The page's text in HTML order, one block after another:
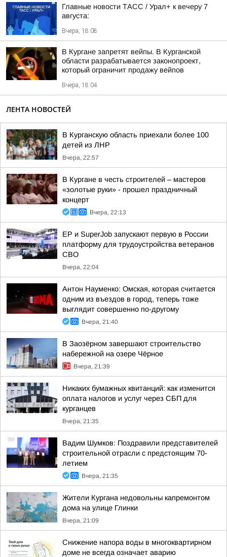
Главные новости ТАСС / Урал+ к вечеру 7
августа:
Вчера, 18:08
В Кургане запретят вейпы. В Курганской
области разрабатывается законопроект,
который ограничит продажу вейпов
Вчера, 18:04
ЛЕНТА НОВОСТЕЙ
В Курганскую область приехали более 100
детей из ЛНР
Вчера, 22:57
В Кургане в честь строителей – мастеров
«золотые руки» - прошел праздничный
концерт
Вчера, 22:13
ЕР и SuperJob запускают первую в России
платформу для трудоустройства ветеранов
СВО
Вчера, 22:04
Антон Науменко: Омская, которая считается
одним из въездов в город, теперь тоже
выглядит совершенно по-другому
Вчера, 21:40
В Заозёрном завершают строительство
набережной на озере Чёрное
Вчера, 21:39
Никаких бумажных квитанций: как изменится
оплата налогов и услуг через СБП для
курганцев
Вчера, 21:35
Вадим Шумков: Поздравили представителей
строительной отрасли с предстоящим 70-
летием
Вчера, 21:35
Жители Кургана недовольны капремонтом
дома на улице Глинки
Вчера, 21:09
Снижение напора воды в многоквартирном
доме не всегда означает аварию